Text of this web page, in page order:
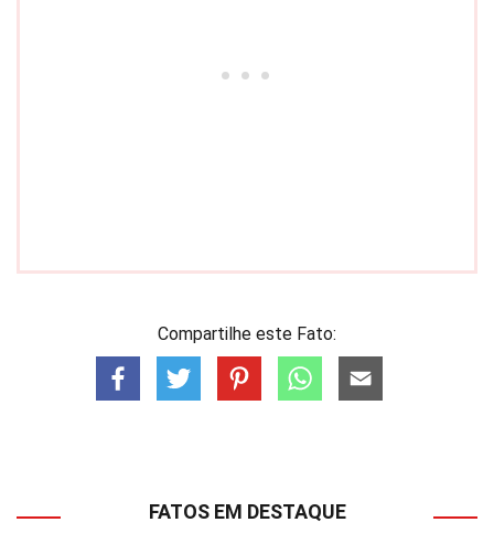
Compartilhe este Fato:
FATOS EM DESTAQUE